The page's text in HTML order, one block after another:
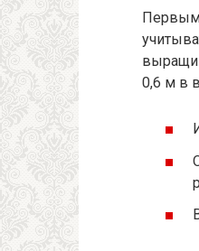
0,6 м в